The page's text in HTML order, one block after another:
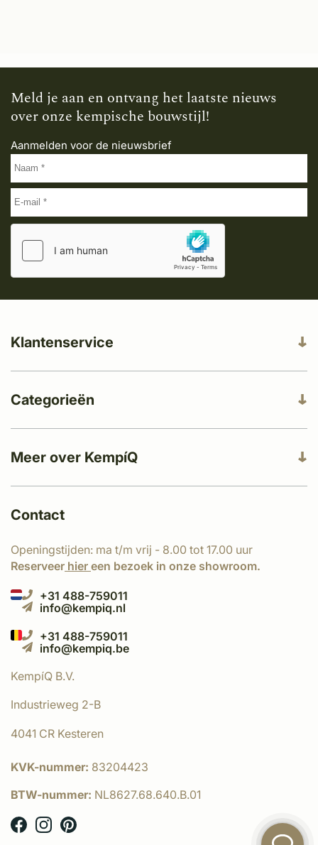
Meld je aan en ontvang het laatste nieuws
over onze kempische bouwstijl!
Aanmelden voor de nieuwsbrief
Meer over KempíQ
Klantenservice
Categorieën
Contact
Openingstijden: ma t/m vrij - 8.00 tot 17.00 uur
Reserveer hier een bezoek in onze showroom.
+31 488-759011
info@kempiq.nl
+31 488-759011
info@kempiq.be
KempíQ B.V.
Industrieweg 2-B
4041 CR Kesteren
KVK-nummer: 83204423
BTW-nummer: NL8627.68.640.B.01